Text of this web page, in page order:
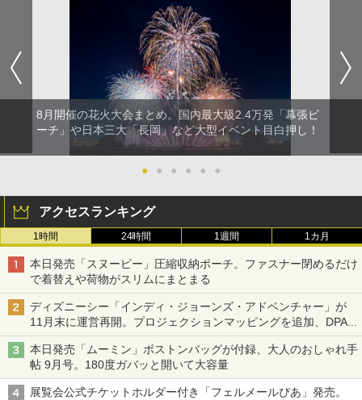
8月開催の花火大会まとめ。国内最大級2.4万発「幕張ビ
ーチ」や日本三大「長岡」など大型イベント目白押し！
● ● ● ● ● ●
アクセスランキング
1時間 24時間 1週間 1カ月
本日発売「スヌーピー」圧縮収納ポーチ。ファスナー閉めるだけ
で着替えや荷物がスリムにまとまる
ディズニーシー「インディ・ジョーンズ・アドベンチャー」が
11月末に運営再開。プロジェクションマッピングを追加、DPA
は1500円
本日発売「ムーミン」ボストンバッグが付録、大人のおしゃれ手
帖 9月号。180度ガバッと開いて大容量
展覧会公式チケットホルダー付き「フェルメールぴあ」発売。